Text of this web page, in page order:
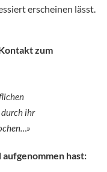
erscheinen lässt.
zum
ihr
hast: